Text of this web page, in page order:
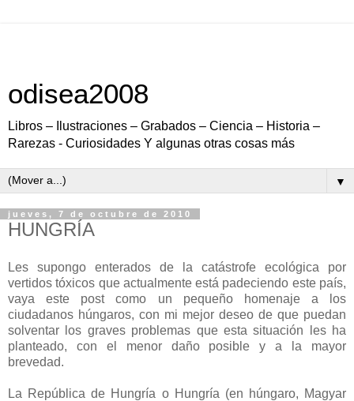
odisea2008
Libros – Ilustraciones – Grabados – Ciencia – Historia –
Rarezas - Curiosidades Y algunas otras cosas más
▼
jueves, 7 de octubre de 2010
HUNGRÍA
Les supongo enterados de la catástrofe ecológica por
vertidos tóxicos que actualmente está padeciendo este país,
vaya este post como un pequeño homenaje a los
ciudadanos húngaros, con mi mejor deseo de que puedan
solventar los graves problemas que esta situación les ha
planteado, con el menor daño posible y a la mayor
brevedad.
La República de Hungría o Hungría (en húngaro, Magyar